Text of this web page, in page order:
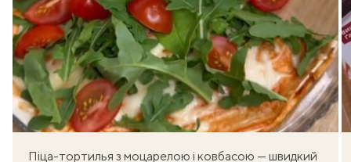
Піца-тортилья з моцарелою і ковбасою — швидкий